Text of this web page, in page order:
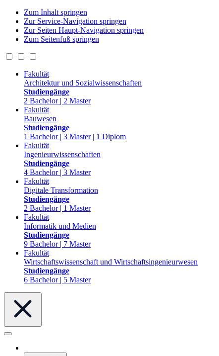
Zum Inhalt springen
Zur Service-Navigation springen
Zur Seiten Haupt-Navigation springen
Zum Seitenfuß springen
Fakultät
Architektur und Sozialwissenschaften
Studiengänge
2 Bachelor | 2 Master
Fakultät
Bauwesen
Studiengänge
1 Bachelor | 3 Master | 1 Diplom
Fakultät
Ingenieurwissenschaften
Studiengänge
4 Bachelor | 3 Master
Fakultät
Digitale Transformation
Studiengänge
2 Bachelor | 1 Master
Fakultät
Informatik und Medien
Studiengänge
9 Bachelor | 7 Master
Fakultät
Wirtschaftswissenschaft und Wirtschaftsingenieurwesen
Studiengänge
6 Bachelor | 5 Master